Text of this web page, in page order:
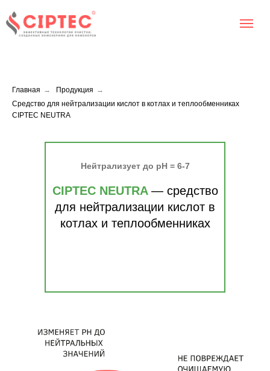
Главная → Продукция →
Cредство для нейтрализации кислот в котлах и теплообменниках
CIPTEC NEUTRA
Нейтрализует до pH = 6-7
CIPTEC NEUTRA — средство
для нейтрализации кислот в
котлах и теплообменниках